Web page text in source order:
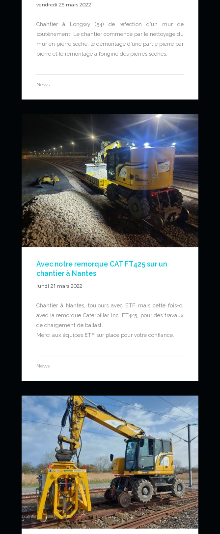
vendredi 25 mars 2022
Chantier à Longwy (54) de réfection d’un mur de
soutènement. Le chantier commence par le nettoyage du
mur en pierre sèche, le démontage d’une partie pierre par
pierre et le remontage à l’origine des pierres sèches.
News
Avec notre remorque CAT FT425 sur un
chantier à Nantes
lundi 21 mars 2022
Chantier à Nantes, toujours avec ETF mais cette fois-ci
avec la remorque Caterpillar Inc. FT425, pour des travaux
de chargement de ballast.
Merci aux équipes ETF sur place pour votre confiance.
News